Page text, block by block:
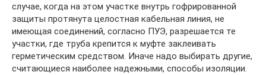
случае, когда на этом участке внутрь гофрированной
защиты протянута целостная кабельная линия, не
имеющая соединений, согласно ПУЭ, разрешается те
участки, где труба крепится к муфте заклеивать
герметическим средством. Иначе надо выбирать другие,
считающиеся наиболее надежными, способы изоляции.